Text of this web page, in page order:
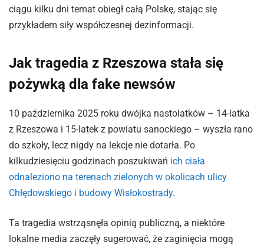
ciągu kilku dni temat obiegł całą Polskę, stając się
przykładem siły współczesnej dezinformacji.
Jak tragedia z Rzeszowa stała się
pożywką dla fake newsów
10 października 2025 roku dwójka nastolatków – 14-latka
z Rzeszowa i 15-latek z powiatu sanockiego – wyszła rano
do szkoły, lecz nigdy na lekcje nie dotarła. Po
kilkudziesięciu godzinach poszukiwań ich ciała
odnaleziono na terenach zielonych w okolicach ulicy
Chłędowskiego i budowy Wisłokostrady.
Ta tragedia wstrząsnęła opinią publiczną, a niektóre
lokalne media zaczęły sugerować, że zaginięcia mogą